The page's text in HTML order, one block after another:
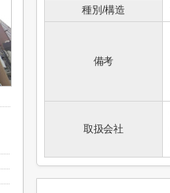
種別/構造
備考
取扱会社